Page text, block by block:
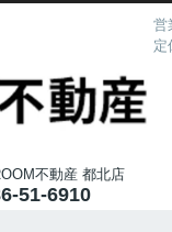
営
定
不動産 都北店
51-6910